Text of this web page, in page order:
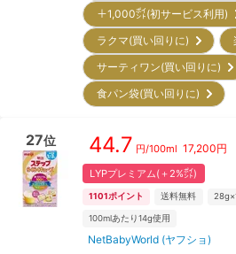
＋1,000㌽(初サービス利用)
ラクマ(買い回りに)
サーティワン(買い回りに)
食パン袋(買い回りに)
27位 44.7 円/100ml 17,200円
LYPプレミアム(＋2%㌽)
1101 ポイント 送料無料
100mlあたり14g使用
NetBabyWorld (ヤフショ)